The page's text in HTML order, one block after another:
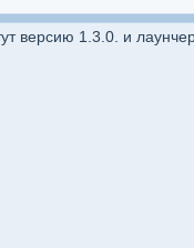
версию 1.3.0. и